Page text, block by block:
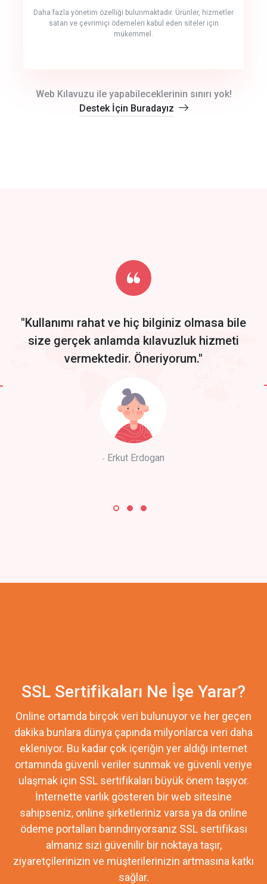
Daha fazla yönetim özelliği bulunmaktadır. Ürünler, hizmetler
satan ve çevrimiçi ödemeleri kabul eden siteler için
mükemmel.
Start by trying our service for 30 days free trial no credit card
required.
Web Kılavuzu ile yapabileceklerinin sınırı yok!
Destek İçin Buradayız
"Kullanımı rahat ve hiç bilginiz olmasa bile
size gerçek anlamda kılavuzluk hizmeti
vermektedir. Öneriyorum."
Erkut Erdogan
SSL Sertifikaları Ne İşe Yarar?
Online ortamda birçok veri bulunuyor ve her geçen
dakika bunlara dünya çapında milyonlarca veri daha
ekleniyor. Bu kadar çok içeriğin yer aldığı internet
ortamında güvenli veriler sunmak ve güvenli veriye
ulaşmak için SSL sertifikaları büyük önem taşıyor.
İnternette varlık gösteren bir web sitesine
sahipseniz, online şirketleriniz varsa ya da online
ödeme portalları barındırıyorsanız SSL sertifikası
almanız sizi güvenilir bir noktaya taşır,
ziyaretçilerinizin ve müşterilerinizin artmasına katkı
sağlar.